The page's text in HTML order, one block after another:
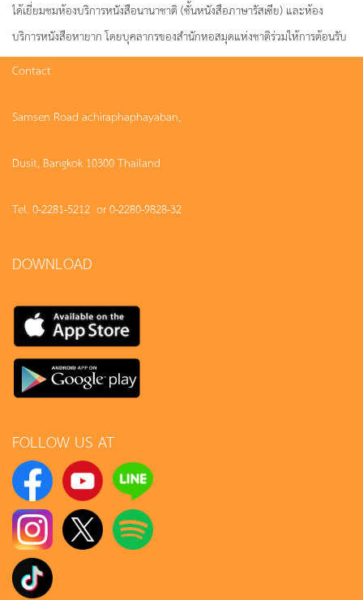
ได้เยี่ยมชมห้องบริการหนังสือนานาชาติ (ชั้นหนังสือภาษารัสเซีย) และห้อง
บริการหนังสือหายาก โดยบุคลากรของสำนักหอสมุดแห่งชาติร่วมให้การต้อนรับ
Contact
Samsen Road achiraphaphayaban,
Dusit, Bangkok 10300 Thailand
Tel. 0-2281-5212 or 0-2280-9828-32
DOWNLOAD
FOLLOW US AT